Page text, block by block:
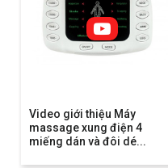
Video giới thiệu Máy
massage xung điện 4
miếng dán và đôi dé...